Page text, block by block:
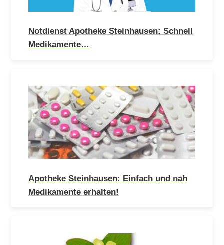
Notdienst Apotheke Steinhausen: Schnell
Medikamente…
Apotheke Steinhausen: Einfach und nah
Medikamente erhalten!